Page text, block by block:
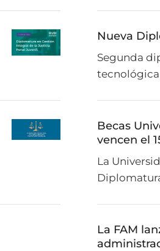
Nueva
Segunda
tecnológica
Becas
vencen el
La
La FAM